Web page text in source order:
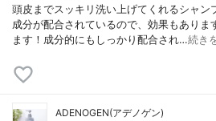
頭皮までスッキリ洗い上げてくれるシャン
成分が配合されているので、効果もありま
ます！成分的にもしっかり配合され…続き
ADENOGEN(アデノゲン)